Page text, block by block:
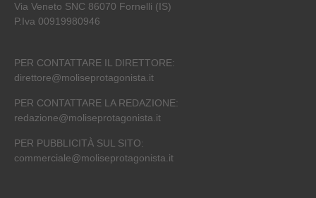
Via Veneto SNC 86070 Fornelli (IS)
P.Iva 00919980946
PER CONTATTARE IL DIRETTORE:
direttore@moliseprotagonista.it
PER CONTATTARE LA REDAZIONE:
redazione@moliseprotagonista.it
PER PUBBLICITÀ SUL SITO:
commerciale@moliseprotagonista.it